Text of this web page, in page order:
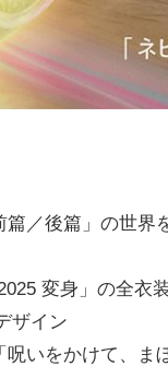
／後篇」の世界
変身」の全衣
ザイン
をかけて、まぼ